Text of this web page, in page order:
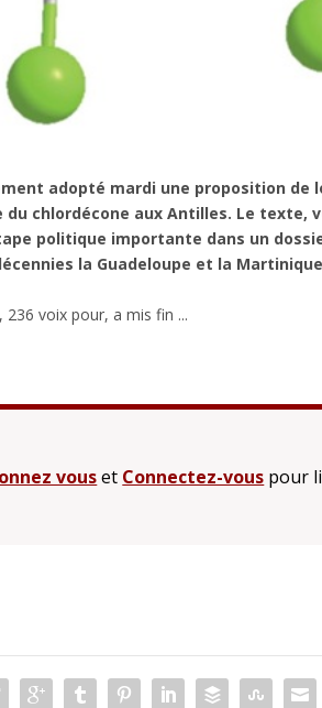
adopté mardi une proposition de
du chlordécone aux Antilles. Le texte,
politique importante dans un
la Guadeloupe et la
voix pour, a mis fin ...
vouset Connectez-vous pour